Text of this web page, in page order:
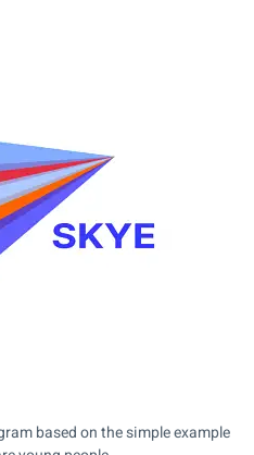
based on the simple example